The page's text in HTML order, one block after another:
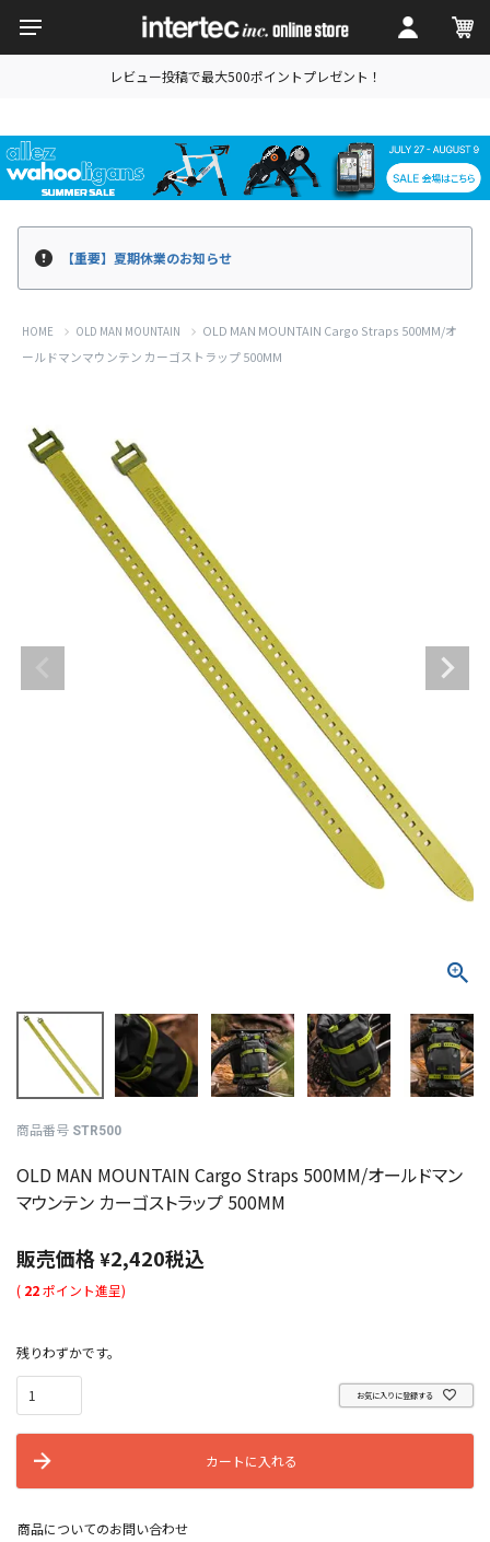
レビュー投稿で最大500ポイントプレゼント！
【重要】夏期休業のお知らせ
HOME OLD MAN MOUNTAIN
OLD MAN MOUNTAIN Cargo Straps 500MM/オ
ールドマンマウンテン カーゴストラップ 500MM
商品番号 STR500
OLD MAN MOUNTAIN Cargo Straps 500MM/オールドマン
マウンテン カーゴストラップ 500MM
販売価格¥2,420税込
( 22ポイント進呈)
残りわずかです。
お気に入りに登録する
カートに入れる
商品についてのお問い合わせ